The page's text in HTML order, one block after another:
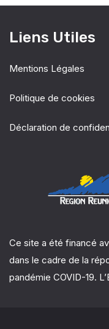
Liens Utiles
Mentions Légales
Politique de cookies
Déclaration de
Ce site a été financé
dans le cadre de la
pandémie COVID-19.